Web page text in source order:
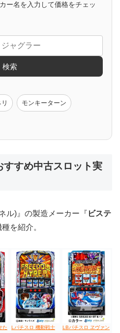
語 炎炎ノ消防隊
ー名を入力して価格をチェッ
検索
モンキーターン
すめ中古スロット実
ル)』の製造メーカー『 ビステ
を紹介。
た
Lパチスロ 機動戦士
LBパチスロ ヱヴァン